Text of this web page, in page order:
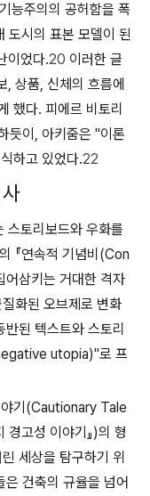
능주의의 공허함을 폭
도시의 표본 모델이 된
이었다.20 이러한 글
상품, 신체의 흐름에
했다. 피에르 비토리
듯이, 아키줌은 "이론
하고 있었다.22
스토리보드와 우화를
『연속적 기념비(Con
삼키는 거대한 격자
화된 오브제로 변화
된 텍스트와 스토리
utopia)"로 프
야기(Cautionary Tale
고성 이야기』)의 형
세상을 탐구하기 위
은 건축의 규율을 넘어